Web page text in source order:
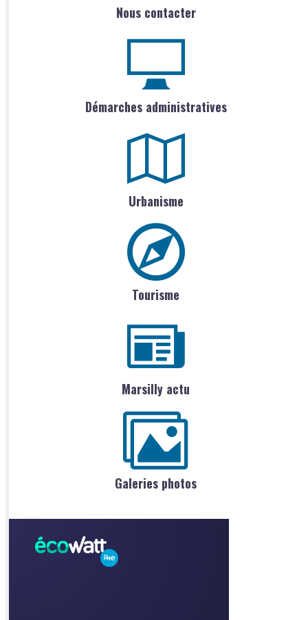
Nous contacter
Démarches administratives
Urbanisme
Tourisme
Marsilly actu
Galeries photos